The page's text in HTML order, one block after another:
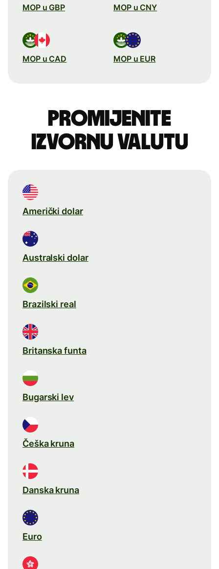
MOP u GBP MOP u CNY
MOP u CAD MOP u EUR
Promijenite
izvornu valutu
Američki dolar
Australski dolar
Brazilski real
Britanska funta
Bugarski lev
Češka kruna
Danska kruna
Euro